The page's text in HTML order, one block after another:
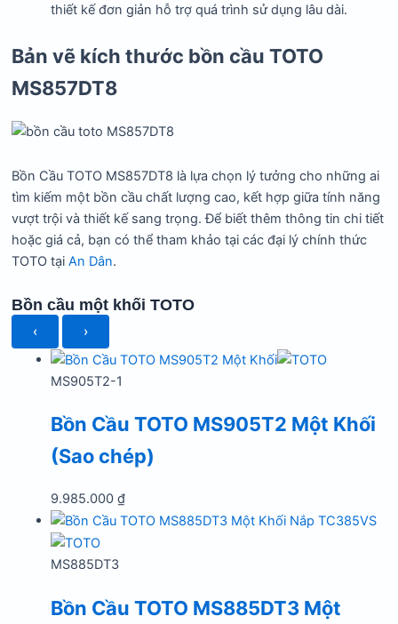
thiết kế đơn giản hỗ trợ quá trình sử dụng lâu dài.
Bản vẽ kích thước bồn cầu TOTO
MS857DT8
Bồn Cầu TOTO MS857DT8 là lựa chọn lý tưởng cho những ai
tìm kiếm một bồn cầu chất lượng cao, kết hợp giữa tính năng
vượt trội và thiết kế sang trọng. Để biết thêm thông tin chi tiết
hoặc giá cả, bạn có thể tham khảo tại các đại lý chính thức
TOTO tạiAn Dân.
Bồn cầu một khối TOTO
‹ ›
MS905T2-1
Bồn Cầu TOTO MS905T2 Một Khối
(Sao chép)
9.985.000₫
MS885DT3
Bồn Cầu TOTO MS885DT3 Một